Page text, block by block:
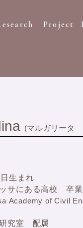
Project
(マルガリータ
生まれ
ある高校 卒業
Academy of Civil
究室 配属